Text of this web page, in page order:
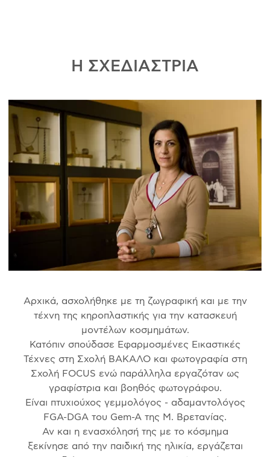
Η ΣΧΕΔΙΑΣΤΡΙΑ
Αρχικά, ασχολήθηκε με τη ζωγραφική και με την
τέχνη της κηροπλαστικής για την κατασκευή
μοντέλων κοσμημάτων.
Κατόπιν σπούδασε Εφαρμοσμένες Εικαστικές
Τέχνες στη Σχολή ΒΑΚΑΛΟ και φωτογραφία στη
Σχολή FOCUS ενώ παράλληλα εργαζόταν ως
γραφίστρια και βοηθός φωτογράφου.
Είναι πτυχιούχος γεμμολόγος - αδαμαντολόγος
FGA-DGA του Gem-A της Μ. Βρετανίας.
Αν και η ενασχόλησή της με το κόσμημα
ξεκίνησε από την παιδική της ηλικία, εργάζεται